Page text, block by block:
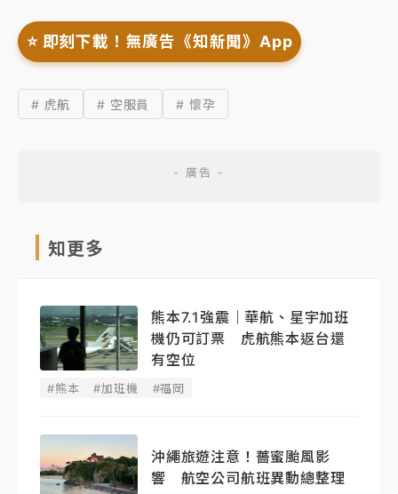
⭐️ 即刻下載！無廣告《知新聞》App
# 虎航 # 空服員 # 懷孕
知更多
熊本7.1強震｜華航、星宇加班
機仍可訂票 虎航熊本返台還
有空位
#熊本 #加班機 #福岡
沖繩旅遊注意！薔蜜颱風影
響 航空公司航班異動總整理